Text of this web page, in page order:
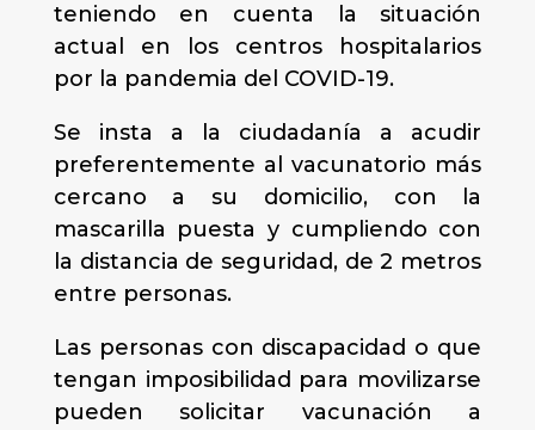
teniendo en cuenta la situación
actual en los centros hospitalarios
por la pandemia del COVID-19.
Se insta a la ciudadanía a acudir
preferentemente al vacunatorio más
cercano a su domicilio, con la
mascarilla puesta y cumpliendo con
la distancia de seguridad, de 2 metros
entre personas.
Las personas con discapacidad o que
tengan imposibilidad para movilizarse
pueden solicitar vacunación a